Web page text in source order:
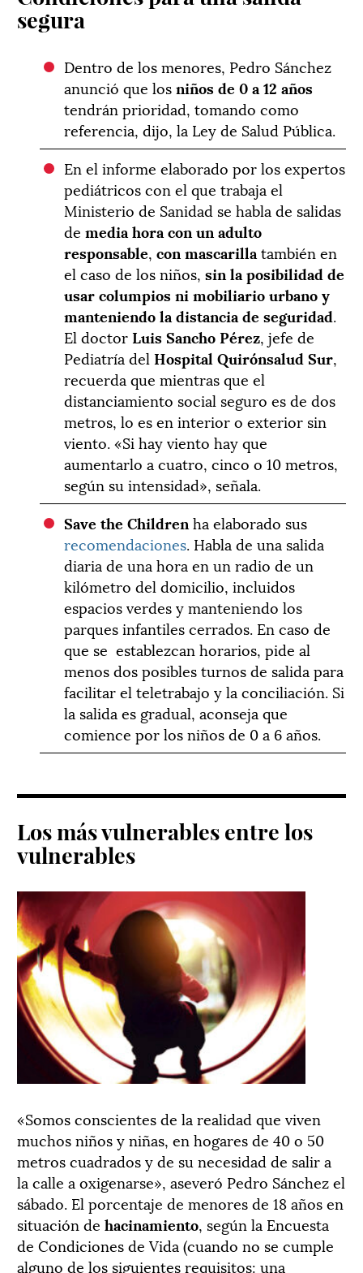
segura
Dentro de los menores, Pedro Sánchez
anunció que losniños de 0 a 12 años
tendrán prioridad, tomando como
referencia, dijo, la Ley de Salud Pública.
En el informe elaborado por los expertos
pediátricos con el que trabaja el
Ministerio de Sanidad se habla de salidas
demedia hora con un adulto
responsable,con mascarilla también en
el caso de los niños,sin la posibilidad de
usar columpios ni mobiliario urbano y
manteniendo la distancia de seguridad.
El doctorLuis Sancho Pérez, jefe de
Pediatría delHospital Quirónsalud Sur,
recuerda que mientras que el
distanciamiento social seguro es de dos
metros, lo es en interior o exterior sin
viento. «Si hay viento hay que
aumentarlo a cuatro, cinco o 10 metros,
según su intensidad», señala.
Save the Children ha elaborado sus
recomendaciones. Habla de una salida
diaria de una hora en un radio de un
kilómetro del domicilio, incluidos
espacios verdes y manteniendo los
parques infantiles cerrados. En caso de
que se establezcan horarios, pide al
menos dos posibles turnos de salida para
facilitar el teletrabajo y la conciliación. Si
la salida es gradual, aconseja que
comience por los niños de 0 a 6 años.
Los más vulnerables entre los
vulnerables
«Somos conscientes de la realidad que viven
muchos niños y niñas, en hogares de 40 o 50
metros cuadrados y de su necesidad de salir a
la calle a oxigenarse», aseveró Pedro Sánchez el
sábado. El porcentaje de menores de 18 años en
situación de hacinamiento, según la Encuesta
de Condiciones de Vida (cuando no se cumple
alguno de los siguientes requisitos: una